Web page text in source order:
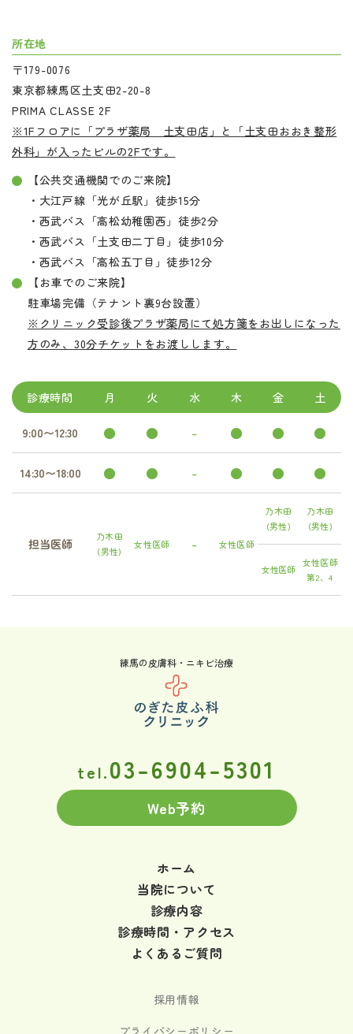
所在地
〒179-0076
東京都練馬区土支田2-20-8
PRIMA CLASSE 2F
※1Fフロアに「プラザ薬局 土支田店」と「土支田おおき整形
外科」が入ったビルの2Fです。
【公共交通機関でのご来院】
・大江戸線「光が丘駅」徒歩15分
・西武バス「高松幼稚園西」徒歩2分
・西武バス「土支田二丁目」徒歩10分
・西武バス「高松五丁目」徒歩12分
【お車でのご来院】
駐車場完備（テナント裏9台設置）
※クリニック受診後プラザ薬局にて処方箋をお出しになった
方のみ、30分チケットをお渡しします。
診療時間 月 火 水 木 金 土
9:00〜12:30 ● ● - ● ● ●
14:30〜18:00 ● ● - ● ● ●
担当医師
乃木田
(男性)
女性医師 - 女性医師
乃木田
(男性)
乃木田
(男性)
女性医師
女性医師
第2、4
練馬の皮膚科・ニキビ治療
tel.03-6904-5301
Web予約
ホーム
当院について
診療内容
診療時間・アクセス
よくあるご質問
採用情報